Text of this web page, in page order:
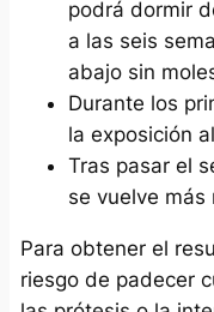
podrá dormir
a las seis
abajo sin
Durante los
la exposición
Tras pasar el
se vuelve más
Para obtener el
riesgo de padecer